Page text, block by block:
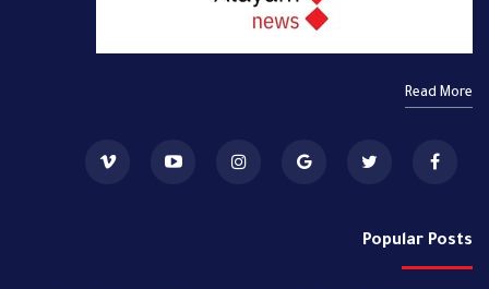
Read More
Popular Posts